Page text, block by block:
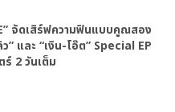
จัดเสิร์ฟความฟินแบบคูณสอง
” และ “เงิน-โอ๊ต” Special EP
ร์ 2 วันเต็ม